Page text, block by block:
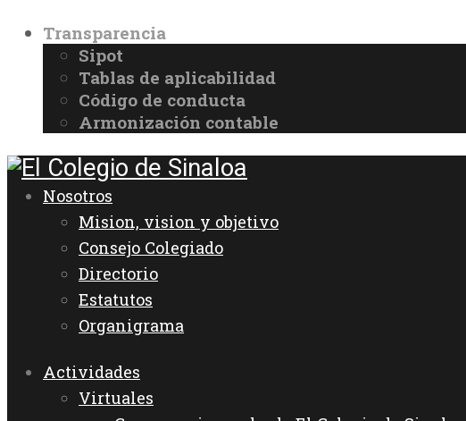
Transparencia
Sipot
Tablas de aplicabilidad
Código de conducta
Armonización contable
Nosotros
Mision, vision y objetivo
Consejo Colegiado
Directorio
Estatutos
Organigrama
Actividades
Virtuales